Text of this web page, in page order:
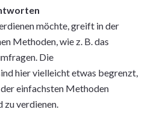
möchte, greift in der
Methoden, wie z. B. das
Die
hier vielleicht etwas begrenzt,
einfachsten Methoden
zu verdienen.